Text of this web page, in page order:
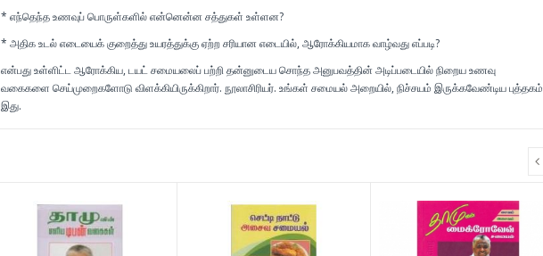
* எந்தெந்த உணவுப் பொருள்களில் என்னென்ன சத்துகள் உள்ளன?
* அதிக உடல் எடையைக் குறைத்து உயரத்துக்கு ஏற்ற சரியான எடையில், ஆரோக்கியமாக வாழ்வது எப்படி?
என்பது உள்ளிட்ட ஆரோக்கிய, டயட் சமையலைப் பற்றி தன்னுடைய சொந்த அனுபவத்தின் அடிப்படையில் நிறைய உணவு
வகைகளை செய்முறைகளோடு விளக்கியிருக்கிறார். நூலாசிரியர். உங்கள் சமையல் அறையில், நிச்சயம் இருக்கவேண்டிய புத்தகம்
இது.